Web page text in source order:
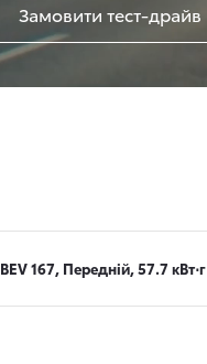
Замовити тест-драйв
BEV 167, Передній, 57.7 кВт⋅г